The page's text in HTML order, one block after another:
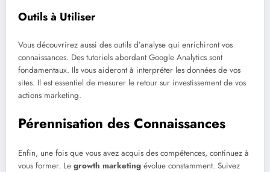
Outils à Utiliser
Vous découvrirez aussi des outils d’analyse qui enrichiront vos
connaissances. Des tutoriels abordant Google Analytics sont
fondamentaux. Ils vous aideront à interpréter les données de vos
sites. Il est essentiel de mesurer le retour sur investissement de vos
actions marketing.
Pérennisation des Connaissances
Enfin, une fois que vous avez acquis des compétences, continuez à
vous former. Le growth marketing évolue constamment. Suivez